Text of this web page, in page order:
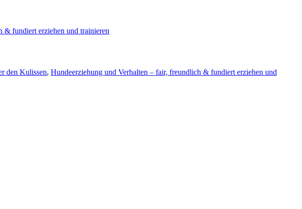
& fundiert erziehen und trainieren
den Kulissen, Hundeerziehung und Verhalten – fair, freundlich & fundiert erziehen und